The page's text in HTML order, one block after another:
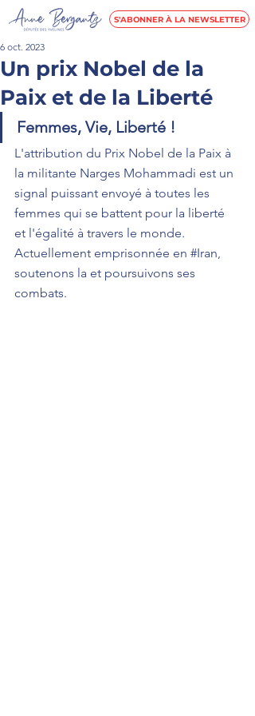
S'ABONNER À LA NEWSLETTER
Un prix Nobel de la
Paix et de la Liberté
6 oct. 2023
Femmes, Vie, Liberté !
L'attribution du Prix Nobel de la Paix à
la militante Narges Mohammadi est un
signal puissant envoyé à toutes les
femmes qui se battent pour la liberté
et l'égalité à travers le monde.
Actuellement emprisonnée en #Iran,
soutenons la et poursuivons ses
combats.